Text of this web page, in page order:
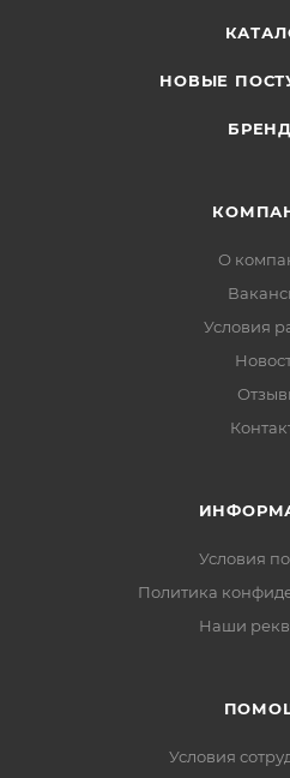
НОВЫЕ
О
Условия
Условия
Политика
Наши
Условия